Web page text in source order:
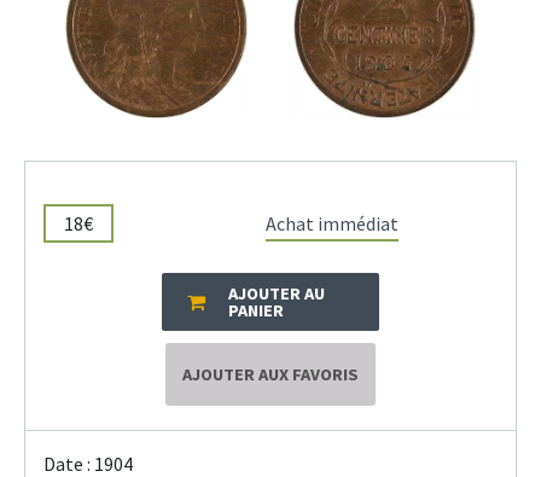
18€ Achat immédiat
AJOUTER AU
PANIER
AJOUTER AUX FAVORIS
Date : 1904